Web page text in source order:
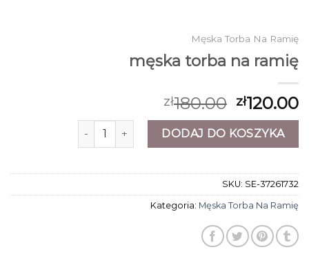
Męska Torba Na Ramię
męska torba na ramię
zł180.00 zł120.00
ilość męska torba na ramięDODAJ DO KOSZYKA
SKU: SE-37261732
Kategoria: Męska Torba Na Ramię